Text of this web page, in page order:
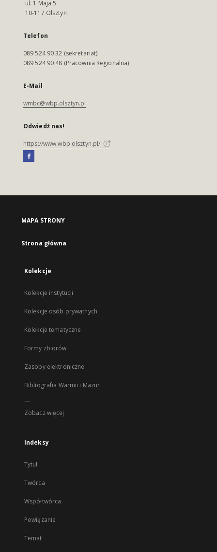
ul. 1 Maja 5
10-117 Olsztyn
Telefon
089 524 90 32 (sekretariat)
089 524 90 48 (Pracownia Regionalna)
E-Mail
wmbc@wbp.olsztyn.pl
Odwiedź nas!
https://www.wbp.olsztyn.pl/
MAPA STRONY
Strona główna
Kolekcje
Kolekcje instytucji
Kolekcje osób prywatnych
Kolekcje tematyczne
Formy zbiorów
Zasoby elektroniczne
Bibliografia Warmii i Mazur
...
Zobacz więcej
Indeksy
Tytuł
Twórca
Współtwórca
Powiązanie
Temat